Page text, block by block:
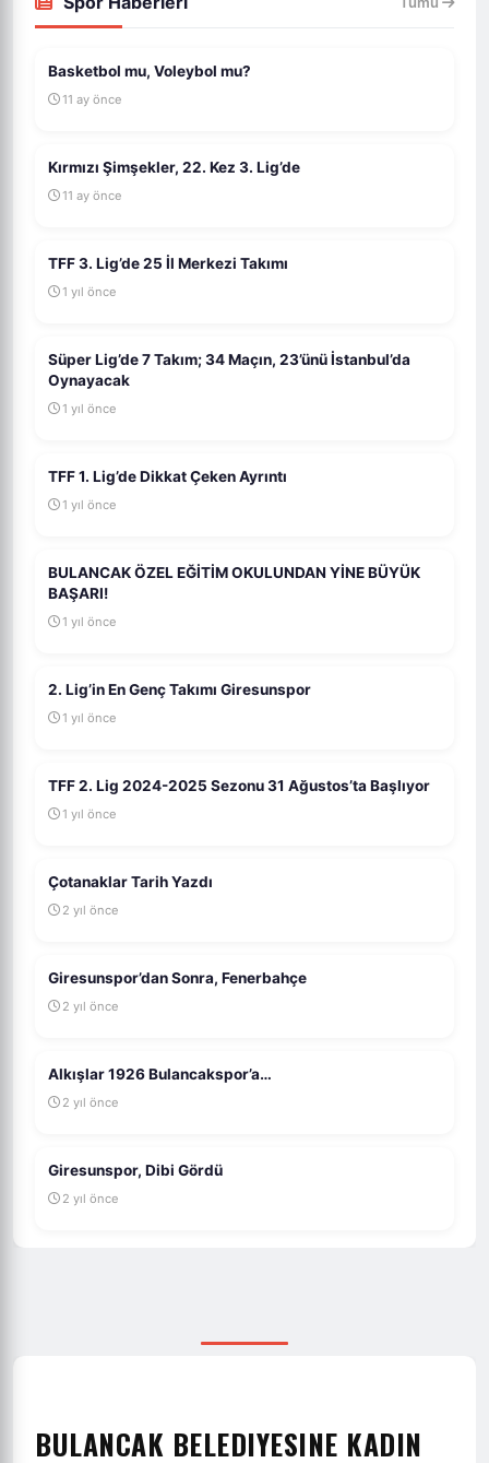
Basketbol mu, Voleybol mu?
11 ay önce
Kırmızı Şimşekler, 22. Kez 3. Lig’de
11 ay önce
TFF 3. Lig’de 25 İl Merkezi Takımı
1 yıl önce
Süper Lig’de 7 Takım; 34 Maçın, 23’ünü İstanbul’da
Oynayacak
1 yıl önce
TFF 1. Lig’de Dikkat Çeken Ayrıntı
1 yıl önce
BULANCAK ÖZEL EĞİTİM OKULUNDAN YİNE BÜYÜK
BAŞARI!
1 yıl önce
2. Lig’in En Genç Takımı Giresunspor
1 yıl önce
TFF 2. Lig 2024-2025 Sezonu 31 Ağustos’ta Başlıyor
1 yıl önce
Çotanaklar Tarih Yazdı
2 yıl önce
Giresunspor’dan Sonra, Fenerbahçe
2 yıl önce
Alkışlar 1926 Bulancakspor’a…
2 yıl önce
Giresunspor, Dibi Gördü
2 yıl önce
BULANCAK BELEDIYESINE KADIN